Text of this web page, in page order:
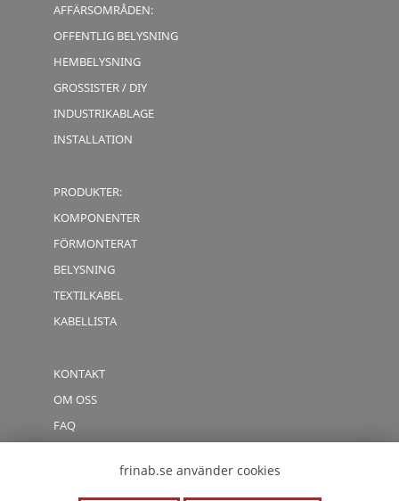
AFFÄRSOMRÅDEN:
OFFENTLIG BELYSNING
HEMBELYSNING
GROSSISTER / DIY
INDUSTRIKABLAGE
INSTALLATION
PRODUKTER:
KOMPONENTER
FÖRMONTERAT
BELYSNING
TEXTILKABEL
KABELLISTA
KONTAKT
OM OSS
FAQ
frinab.se använder cookies